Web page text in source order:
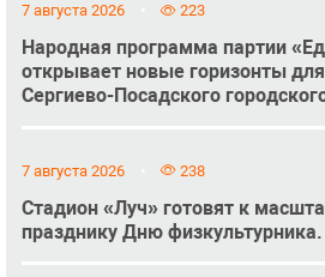
7 августа 2026 223
Народная программа партии
открывает новые горизонты
Сергиево-Посадского
7 августа 2026 238
Стадион «Луч» готовят к
празднику Дню физкультурника.